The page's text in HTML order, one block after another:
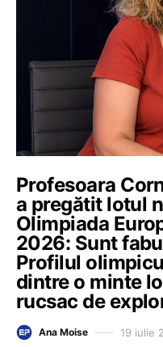
Profesoara
a pregătit lotul
Olimpiada
2026: Sunt
Profilul
dintre o minte
rucsac de
Ana Moise 19 iulie